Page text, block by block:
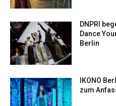
DNPRI
Dance
Berlin
IKONO
zum